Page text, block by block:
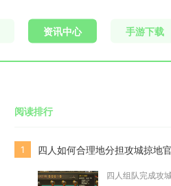
资讯中心 手游下载
阅读排行
1 四人如何合理地分担攻城掠地
四人组队完成攻